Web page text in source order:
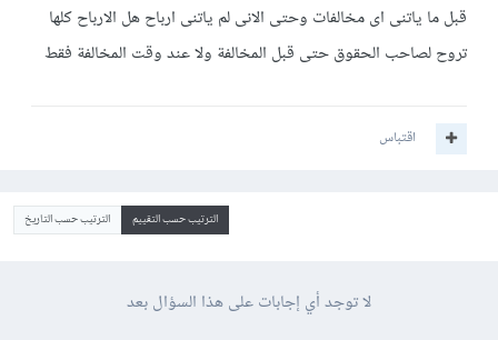
قبل ما ياتنى اى مخالفات وحتى الانى لم ياتنى ارباح هل الارباح كلها
تروح لصاحب الحقوق حتى قبل المخالفة ولا عند وقت المخالفة فقط
اقتباس
الترتيب حسب التقييم الترتيب حسب التاريخ
لا توجد أي إجابات على هذا السؤال بعد